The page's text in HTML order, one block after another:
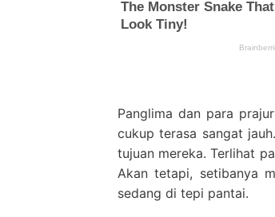
Panglima dan para
cukup terasa sangat
tujuan mereka. Terlihat
Akan tetapi, setibanya
sedang di tepi pantai.